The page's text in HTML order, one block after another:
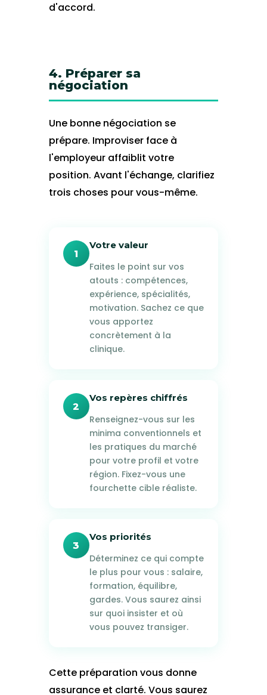
d'accord.
4. Préparer sa
négociation
Une bonne négociation se
prépare. Improviser face à
l'employeur affaiblit votre
position. Avant l'échange, clarifiez
trois choses pour vous-même.
1
Votre valeur
Faites le point sur vos
atouts : compétences,
expérience, spécialités,
motivation. Sachez ce que
vous apportez
concrètement à la
clinique.
2
Vos repères chiffrés
Renseignez-vous sur les
minima conventionnels et
les pratiques du marché
pour votre profil et votre
région. Fixez-vous une
fourchette cible réaliste.
3
Vos priorités
Déterminez ce qui compte
le plus pour vous : salaire,
formation, équilibre,
gardes. Vous saurez ainsi
sur quoi insister et où
vous pouvez transiger.
Cette préparation vous donne
assurance et clarté. Vous saurez